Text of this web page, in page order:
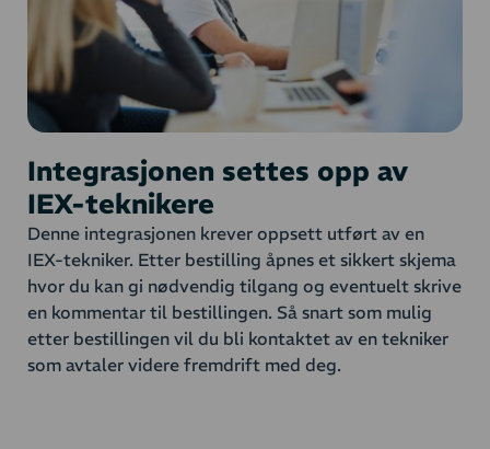
Integrasjonen settes opp av
IEX-teknikere
Denne integrasjonen krever oppsett utført av en
IEX-tekniker. Etter bestilling åpnes et sikkert skjema
hvor du kan gi nødvendig tilgang og eventuelt skrive
en kommentar til bestillingen. Så snart som mulig
etter bestillingen vil du bli kontaktet av en tekniker
som avtaler videre fremdrift med deg.